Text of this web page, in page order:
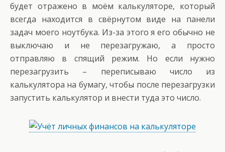
будет отражено в моём калькуляторе, который
всегда находится в свёрнутом виде на панели
задач моего ноутбука. Из-за этого я его обычно не
выключаю и не перезагружаю, а просто
отправляю в спящий режим. Но если нужно
перезагрузить – переписываю число из
калькулятора на бумагу, чтобы после перезагрузки
запустить калькулятор и внести туда это число.